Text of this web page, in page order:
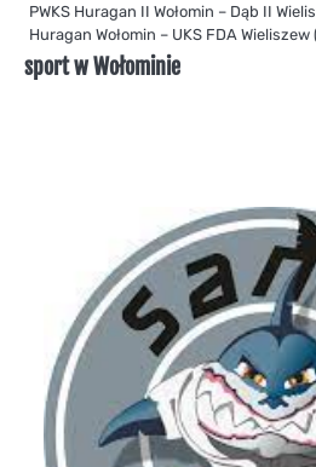
PWKS Huragan II Wołomin – Dąb II
Huragan Wołomin – UKS FDA Wieliszew
sport w Wołominie